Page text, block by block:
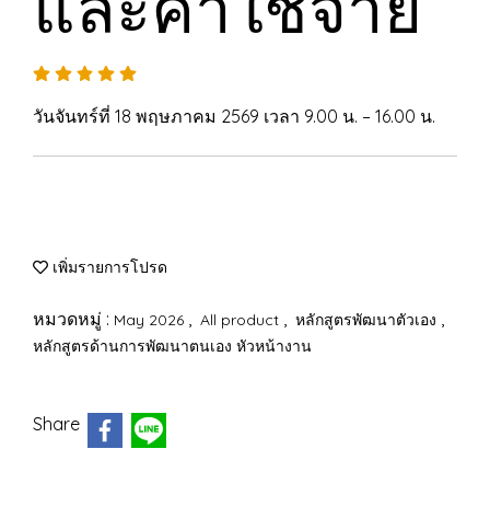
วันจันทร์ที่ 18 พฤษภาคม 2569 เวลา 9.00 น. – 16.00 น.
เพิ่มรายการโปรด
หมวดหมู่ : May 2026 , All product , หลักสูตรพัฒนาตัวเอง ,
หลักสูตรด้านการพัฒนาตนเอง หัวหน้างาน
Share